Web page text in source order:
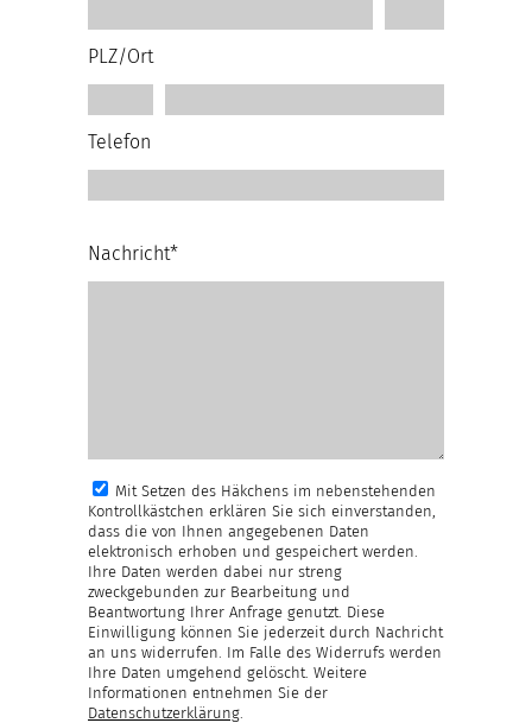
PLZ/Ort
Telefon
Nachricht*
Mit Setzen des Häkchens im nebenstehenden
Kontrollkästchen erklären Sie sich einverstanden,
dass die von Ihnen angegebenen Daten
elektronisch erhoben und gespeichert werden.
Ihre Daten werden dabei nur streng
zweckgebunden zur Bearbeitung und
Beantwortung Ihrer Anfrage genutzt. Diese
Einwilligung können Sie jederzeit durch Nachricht
an uns widerrufen. Im Falle des Widerrufs werden
Ihre Daten umgehend gelöscht. Weitere
Informationen entnehmen Sie der
Datenschutzerklärung